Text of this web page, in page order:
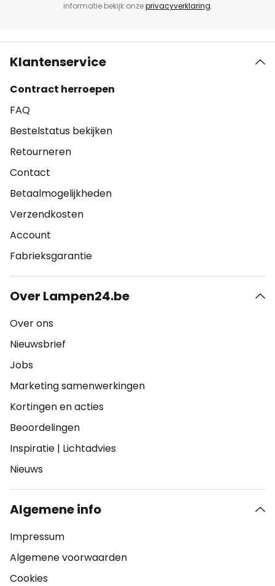
informatie bekijk onzeprivacyverklaring.
Klantenservice
Contract herroepen
FAQ
Bestelstatus bekijken
Retourneren
Contact
Betaalmogelijkheden
Verzendkosten
Account
Fabrieksgarantie
Over Lampen24.be
Over ons
Nieuwsbrief
Jobs
Marketing samenwerkingen
Kortingen en acties
Beoordelingen
Inspiratie | Lichtadvies
Nieuws
Algemene info
Impressum
Algemene voorwaarden
Cookies